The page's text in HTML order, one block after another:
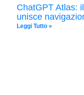
ChatGPT Atlas:
unisce
Leggi Tutto »